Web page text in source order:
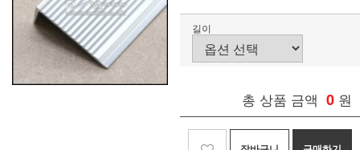
길이
총 상품 금액 0 원